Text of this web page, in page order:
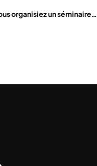
organisiez un séminaire…